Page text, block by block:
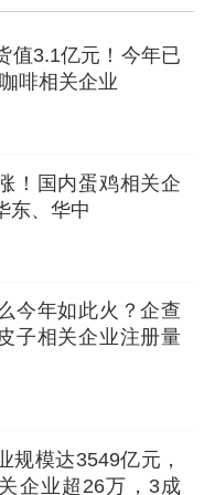
值3.1亿元！今年已
啡相关企业
！国内蛋鸡相关企
东、华中
今年如此火？企查
子相关企业注册量
规模达3549亿元，
企业超26万，3成